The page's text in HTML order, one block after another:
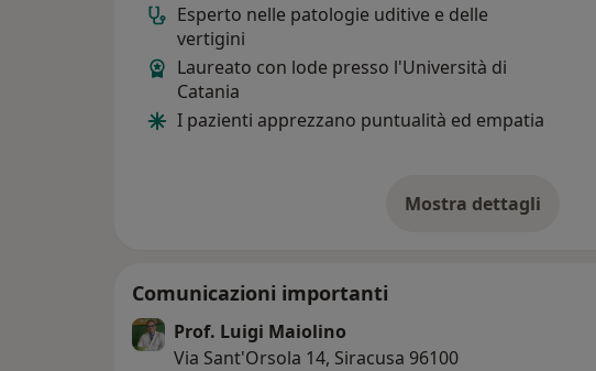
Esperto nelle patologie uditive e delle
vertigini
Laureato con lode presso l'Università di
Catania
I pazienti apprezzano puntualità ed empatia
Mostra dettagli
sull'esperienza
Comunicazioni importanti
Prof. Luigi Maiolino
Via Sant'Orsola 14, Siracusa 96100